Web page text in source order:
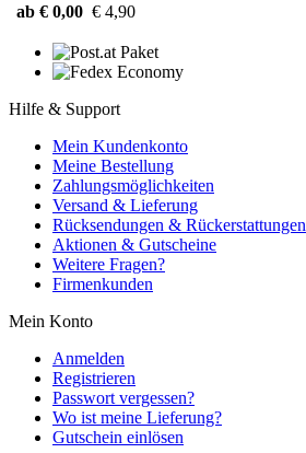
ab € 0,00 € 4,90
Hilfe & Support
Mein Kundenkonto
Meine Bestellung
Zahlungsmöglichkeiten
Versand & Lieferung
Rücksendungen & Rückerstattungen
Aktionen & Gutscheine
Weitere Fragen?
Firmenkunden
Mein Konto
Anmelden
Registrieren
Passwort vergessen?
Wo ist meine Lieferung?
Gutschein einlösen